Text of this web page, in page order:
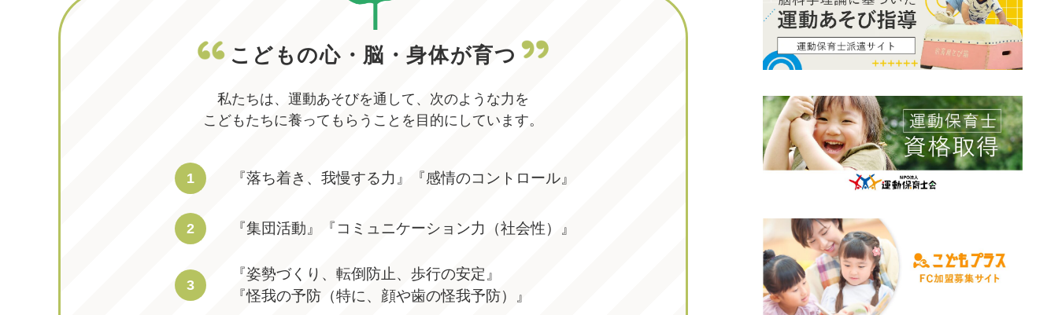
こどもの心・脳・身体が育つ
私たちは、運動あそびを通して、次のような力を
こどもたちに養ってもらうことを目的にしています。
1 『落ち着き、我慢する力』『感情のコントロール』
2 『集団活動』『コミュニケーション力（社会性）』
3
『姿勢づくり、転倒防止、歩行の安定』
『怪我の予防（特に、顔や歯の怪我予防）』
2025年1月
2024年5月
2024年4月
2024年3月
2024年2月
2023年6月
2023年5月
2023年4月
2023年3月
2023年1月
2022年6月
2022年5月
2022年4月
2022年3月
2022年1月
2021年8月
2021年7月
2021年6月
2021年5月
2021年3月
2021年2月